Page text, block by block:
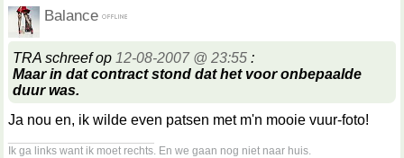
Balance
TRA schreef op 12-08-2007 @ 23:55 :
Maar in dat contract stond dat het voor onbepaalde
duur was.
Ja nou en, ik wilde even patsen met m'n mooie vuur-foto!
Ik ga links want ik moet rechts. En we gaan nog niet naar huis.